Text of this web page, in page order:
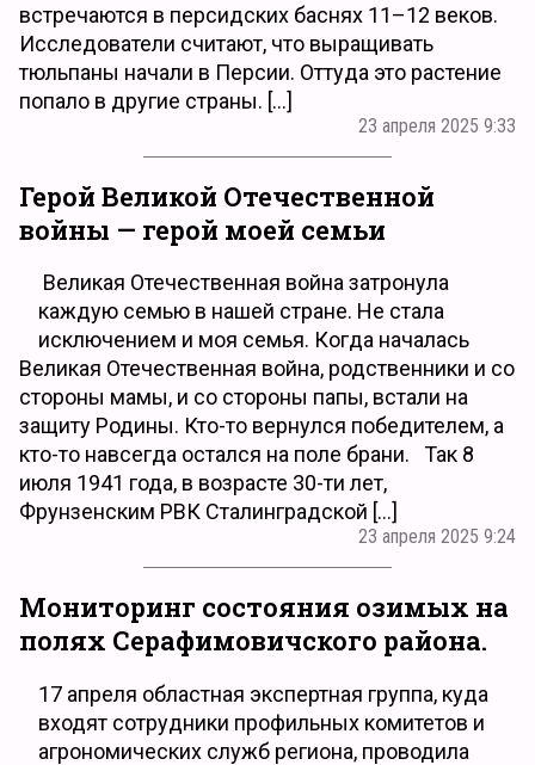
встречаются в персидских баснях 11–12 веков.
Исследователи считают, что выращивать
тюльпаны начали в Персии. Оттуда это растение
попало в другие страны. […]
23 апреля 2025 9:33
Герой Великой Отечественной
войны — герой моей семьи
Великая Отечественная война затронула
каждую семью в нашей стране. Не стала
исключением и моя семья. Когда началась
Великая Отечественная война, родственники и со
стороны мамы, и со стороны папы, встали на
защиту Родины. Кто-то вернулся победителем, а
кто-то навсегда остался на поле брани. Так 8
июля 1941 года, в возрасте 30-ти лет,
Фрунзенским РВК Сталинградской […]
23 апреля 2025 9:24
Мониторинг состояния озимых на
полях Серафимовичского района.
17 апреля областная экспертная группа, куда
входят сотрудники профильных комитетов и
агрономических служб региона, проводила